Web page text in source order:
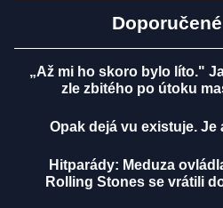
„Až mi ho skoro bylo líto."
zle zbitého po útoku
Opak dejá vu existuje.
Hitparády: Meduza
Rolling Stones se vrátili